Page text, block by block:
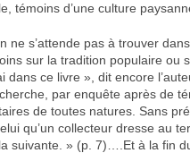
témoins d’une culture
ne s’attende pas à trouver
sur la tradition populaire ou
dans ce livre », dit encore
par enquête après de
de toutes natures. Sans
qu’un collecteur dresse au
suivante. » (p. 7)….Et à la fin